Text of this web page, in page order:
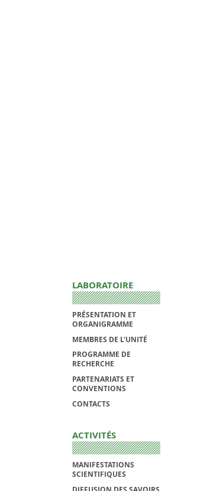
LABORATOIRE
PRÉSENTATION ET
ORGANIGRAMME
MEMBRES DE L'UNITÉ
PROGRAMME DE
RECHERCHE
PARTENARIATS ET
CONVENTIONS
CONTACTS
ACTIVITÉS
MANIFESTATIONS
SCIENTIFIQUES